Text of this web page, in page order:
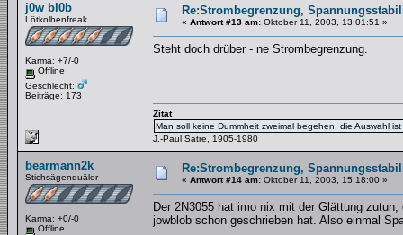
j0w bl0b
Lötkolbenfreak
Karma: +7/-0
Offline
Geschlecht:
Beiträge: 173
Re:Strombegrenzung,
« Antwort #13 am: Oktober 11, 2003, 13:01:51 »
Steht doch drüber - ne Strombegrenzung.
Zitat
Man soll keine Dummheit zweimal begehen, die Auswahl
J.-Paul Satre, 1905-1980
bearmann2k
Stichsägenquäler
Karma: +0/-0
Offline
Re:Strombegrenzung,
« Antwort #14 am: Oktober 11, 2003, 15:18:00 »
Der 2N3055 hat imo nix mit der Glättung
jowblob schon geschrieben hat. Also einmal